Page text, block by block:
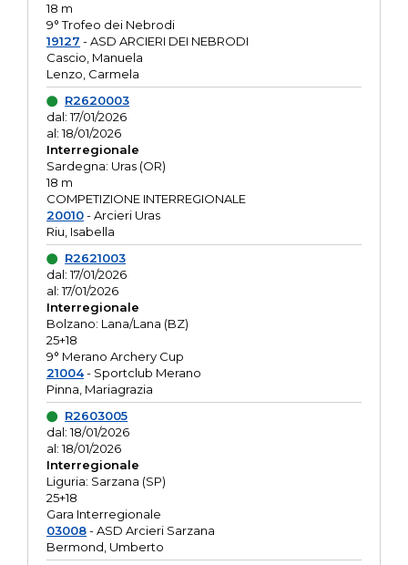
18 m
9° Trofeo dei Nebrodi
19127 - ASD ARCIERI DEI NEBRODI
Cascio, Manuela
Lenzo, Carmela
R2620003
dal: 17/01/2026
al: 18/01/2026
Interregionale
Sardegna: Uras (OR)
18 m
COMPETIZIONE INTERREGIONALE
20010- Arcieri Uras
Riu, Isabella
R2621003
dal: 17/01/2026
al: 17/01/2026
Interregionale
Bolzano: Lana/Lana (BZ)
25+18
9° Merano Archery Cup
21004- Sportclub Merano
Pinna, Mariagrazia
R2603005
dal: 18/01/2026
al: 18/01/2026
Interregionale
Liguria: Sarzana (SP)
25+18
Gara Interregionale
03008- ASD Arcieri Sarzana
Bermond, Umberto